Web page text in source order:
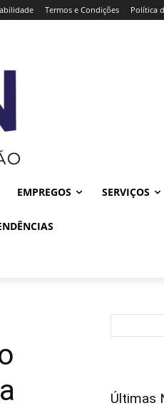
Termos e Condições Política
EMPREGOS SERVIÇOS
Últimas